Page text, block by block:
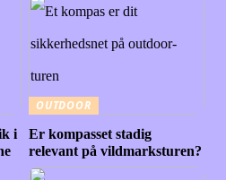
i
OUTDOOR
Er kompasset stadig
relevant på vildmarksturen?